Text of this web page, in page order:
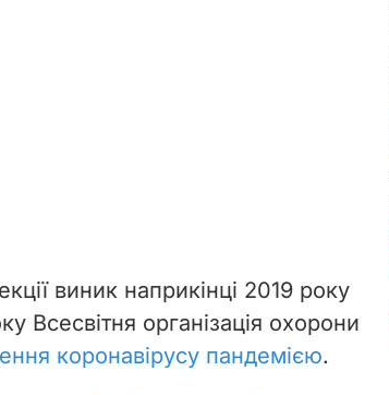
виник наприкінці 2019 року
Всесвітня організація охорони
коронавірусу пандемією.